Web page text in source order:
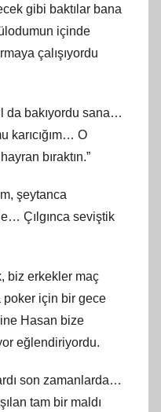
gibi baktılar bana
içinde
çalışıyordu
da bakıyordu sana…
karıcığım… O
bıraktın.”
şeytanca
Çılgınca seviştik
biz erkekler maç
poker için bir gece
Hasan bize
eğlendiriyordu.
son zamanlarda…
tam bir maldı